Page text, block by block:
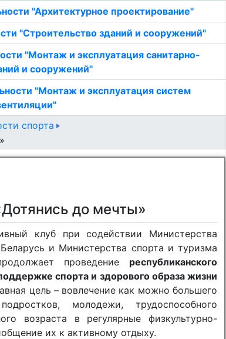
"Архитектурное проектирование"
"Строительство зданий и сооружений"
"Монтаж и эксплуатация санитарно-
и сооружений"
"Монтаж и эксплуатация систем
спорта
до мечты»
клуб при содействии Министерства
и Министерства спорта и туризма
проведение республиканского
спорта и здорового образа жизни
цель – вовлечение как можно большего
молодежи, трудоспособного
возраста в регулярные физкультурно-
их к активному отдыху.